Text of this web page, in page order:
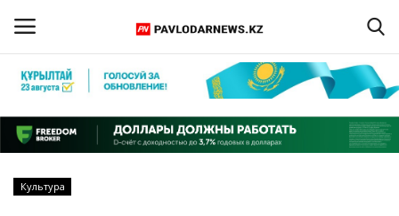
Регистрация
Главная
Культура